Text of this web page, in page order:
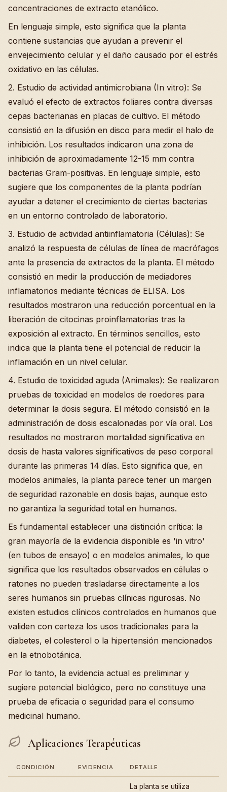
concentraciones de extracto etanólico.
En lenguaje simple, esto significa que la planta
contiene sustancias que ayudan a prevenir el
envejecimiento celular y el daño causado por el estrés
oxidativo en las células.
2. Estudio de actividad antimicrobiana (In vitro): Se
evaluó el efecto de extractos foliares contra diversas
cepas bacterianas en placas de cultivo. El método
consistió en la difusión en disco para medir el halo de
inhibición. Los resultados indicaron una zona de
inhibición de aproximadamente 12-15 mm contra
bacterias Gram-positivas. En lenguaje simple, esto
sugiere que los componentes de la planta podrían
ayudar a detener el crecimiento de ciertas bacterias
en un entorno controlado de laboratorio.
3. Estudio de actividad antiinflamatoria (Células): Se
analizó la respuesta de células de línea de macrófagos
ante la presencia de extractos de la planta. El método
consistió en medir la producción de mediadores
inflamatorios mediante técnicas de ELISA. Los
resultados mostraron una reducción porcentual en la
liberación de citocinas proinflamatorias tras la
exposición al extracto. En términos sencillos, esto
indica que la planta tiene el potencial de reducir la
inflamación en un nivel celular.
4. Estudio de toxicidad aguda (Animales): Se realizaron
pruebas de toxicidad en modelos de roedores para
determinar la dosis segura. El método consistió en la
administración de dosis escalonadas por vía oral. Los
resultados no mostraron mortalidad significativa en
dosis de hasta valores significativos de peso corporal
durante las primeras 14 días. Esto significa que, en
modelos animales, la planta parece tener un margen
de seguridad razonable en dosis bajas, aunque esto
no garantiza la seguridad total en humanos.
Es fundamental establecer una distinción crítica: la
gran mayoría de la evidencia disponible es 'in vitro'
(en tubos de ensayo) o en modelos animales, lo que
significa que los resultados observados en células o
ratones no pueden trasladarse directamente a los
seres humanos sin pruebas clínicas rigurosas. No
existen estudios clínicos controlados en humanos que
validen con certeza los usos tradicionales para la
diabetes, el colesterol o la hipertensión mencionados
en la etnobotánica.
Por lo tanto, la evidencia actual es preliminar y
sugiere potencial biológico, pero no constituye una
prueba de eficacia o seguridad para el consumo
medicinal humano.
Aplicaciones Terapéuticas
CONDICIÓN EVIDENCIA DETALLE
La planta se utiliza